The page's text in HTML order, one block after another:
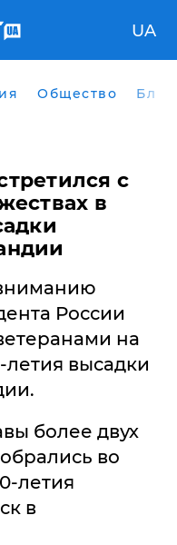
UA
Общество
с
в
России
на
летия высадки
более двух
во
летия
в